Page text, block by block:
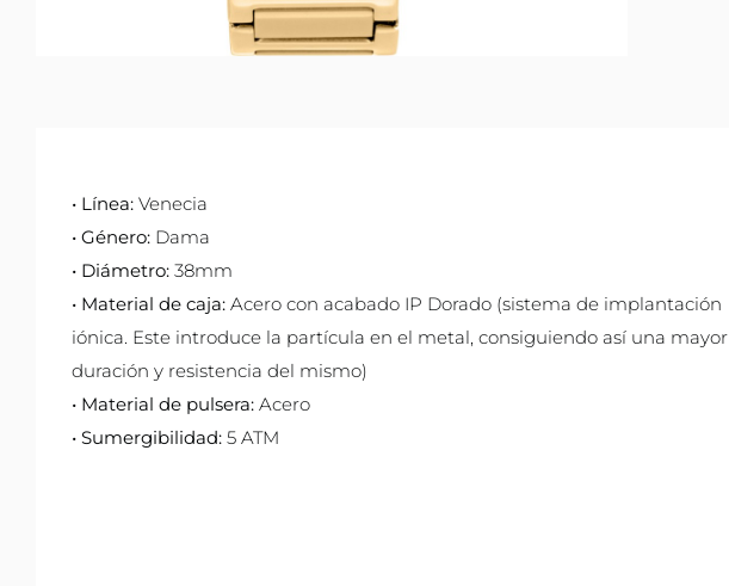
• Línea: Venecia
• Género: Dama
• Diámetro: 38mm
• Material de caja: Acero con acabado IP Dorado (sistema de implantación
iónica. Este introduce la partícula en el metal, consiguiendo así una mayor
duración y resistencia del mismo)
• Material de pulsera: Acero
• Sumergibilidad: 5 ATM